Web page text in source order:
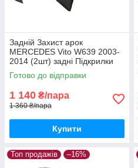
Задній Захист арок
MERCEDES Vito W639 2003-
2014 (2шт) задні Підкрилки
Мерседес Віто В639 пара
задніх
Готово до відправки
1 140 ₴/пара
1 360 ₴/пара
Купити
Топ продажів –16%